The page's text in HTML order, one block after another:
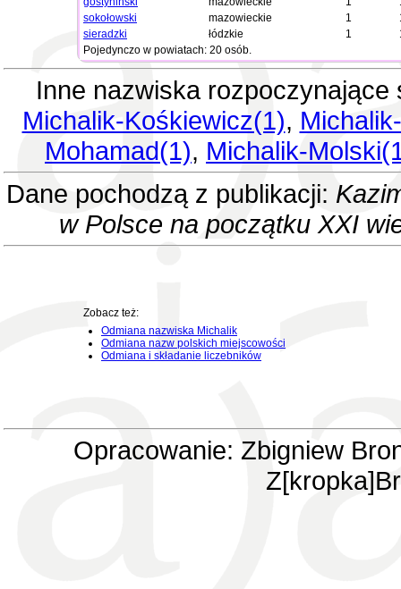
sokołowski
mazowieckie 1
sieradzki
łódzkie 1
Pojedynczo w powiatach: 20 osób.
Inne nazwiska
Michalik-Kośkiewicz(1),
Mohamad(1), Michalik-
Dane pochodzą z publikacji:
w Polsce na początku XXI
Zobacz też:
Odmiana nazwiska Michalik
Odmiana nazw polskich miejscowości
Odmiana i składanie liczebników
Opracowanie: Zbigniew